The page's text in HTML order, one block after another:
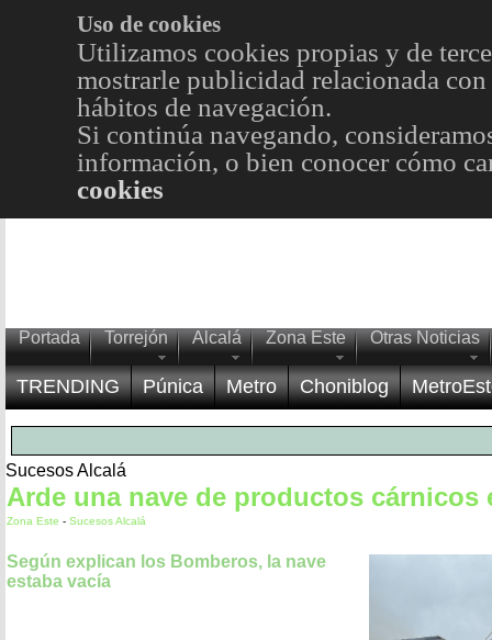
Uso de cookies
Utilizamos cookies propias y de
mostrarle publicidad relacionada
hábitos de navegación.
Si continúa navegando,
información, o bien conocer cómo
cookies
Portada Torrejón Alcalá Zona Este Otras Noticias
TRENDING Púnica Metro Choniblog
Sucesos Alcalá
Arde una nave de productos cárnicos
Zona Este - Sucesos Alcalá
Según explican los Bomberos, la nave
estaba vacía